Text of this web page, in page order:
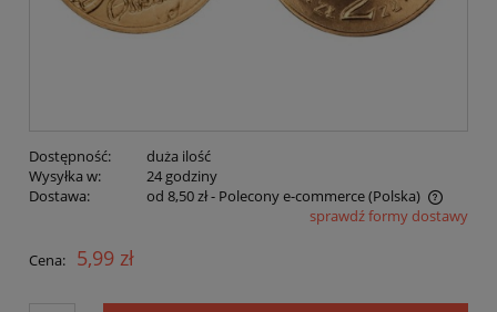
Dostępność:
duża ilość
Wysyłka w:
24 godziny
Dostawa:
od 8,50 zł- Polecony e-commerce(Polska)
Cena nie zawiera ewentualnych kosztów płatnościsprawdź formy dostawy
Cena: 5,99 zł